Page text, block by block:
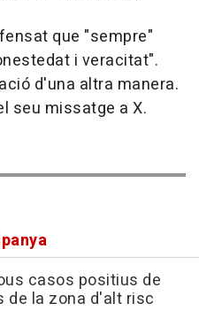
que "sempre"
i veracitat".
d'una altra manera.
seu missatge a X.
casos positius de
de la zona d'alt risc